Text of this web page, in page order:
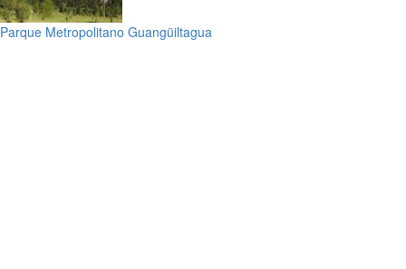
Parque Metropolitano Guangüiltagua